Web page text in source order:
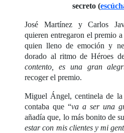
secreto (
José Martínez y Carlos
quieren entregaron el premio
quien lleno de emoción y
dorado al ritmo de Héroes
contento, es una gran
recoger el premio.
Miguel Ángel, centinela de
contaba que “va a ser una
añadía que, lo más bonito de
estar con mis clientes y mi